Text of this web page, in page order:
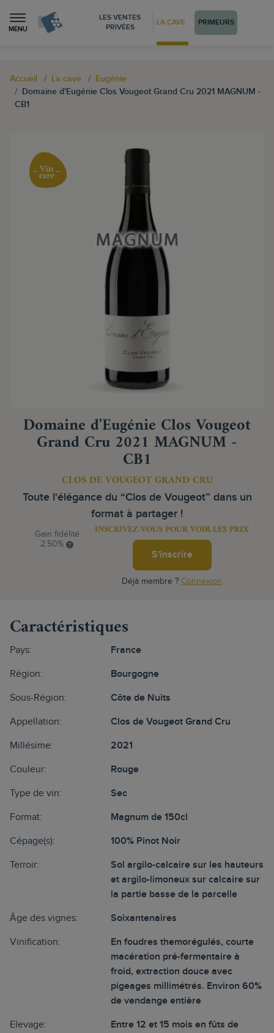
MENU
LES VENTES
PRIVÉES
LA CAVE PRIMEURS
Accueil La cave
Eugénie
Domaine d'Eugénie Clos Vougeot Grand Cru 2021 MAGNUM -
CB1
Domaine d'Eugénie Clos Vougeot
Grand Cru 2021 MAGNUM -
CB1
CLOS DE VOUGEOT GRAND CRU
Toute l'élégance du “Clos de Vougeot” dans un
format à partager !
Gain fidélité
2.50%
INSCRIVEZ-VOUS POUR VOIR LES PRIX
S'inscrire
Déjà membre ? Connexion
Caractéristiques
Pays: France
Région: Bourgogne
Sous-Région: Côte de Nuits
Appellation: Clos de Vougeot Grand Cru
Millésime: 2021
Couleur: Rouge
Type de vin: Sec
Format: Magnum de 150cl
Cépage(s): 100% Pinot Noir
Terroir:
Sol argilo-calcaire sur les hauteurs
et argilo-limoneux sur calcaire sur
la partie basse de la parcelle
Âge des vignes: Soixantenaires
Vinification:
En foudres themorégulés, courte
macération pré-fermentaire à
froid, extraction douce avec
pigeages millimétrés. Environ 60%
de vendange entière
Elevage:
Entre 12 et 15 mois en fûts de